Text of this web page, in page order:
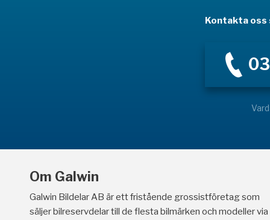
Kontakta oss
Om Galwin
Galwin Bildelar AB är ett fristående grossistföretag som
säljer bilreservdelar till de flesta bilmärken och modeller via